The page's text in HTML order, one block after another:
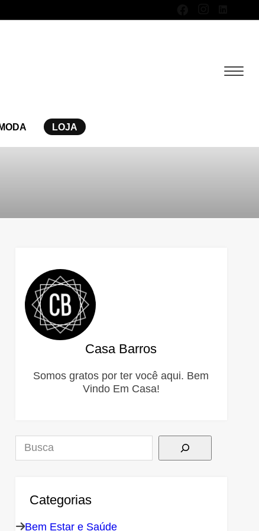
MODA LOJA
Casa Barros
Somos gratos por ter você aqui. Bem
Vindo Em Casa!
Pesquisar
Categorias
Bem Estar e Saúde